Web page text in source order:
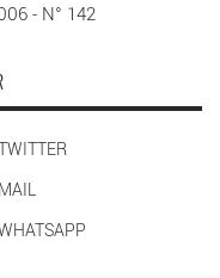
- N° 142
MAIL